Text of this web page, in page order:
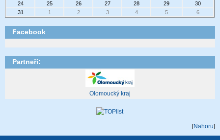
24
25 26 27 28 29
30
31
1 2 3 4 5 6
Facebook
Partneři:
Olomoucký kraj
[Nahoru]